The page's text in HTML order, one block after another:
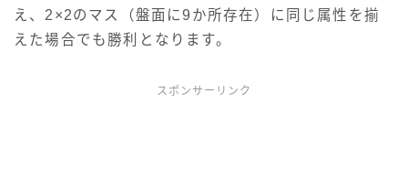
え、2×2のマス（盤面に9か所存在）に同じ属性を揃
えた場合でも勝利となります。
スポンサーリンク